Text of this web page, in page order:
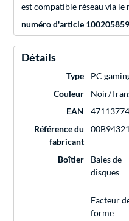
est compatible réseau via le
numéro d'article 100205859
Détails
Type
PC
Couleur
Noir/
EAN
Référence du
fabricant
Boîtier
Baies de
disques
Facteur
forme